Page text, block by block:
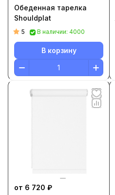
Обеденная тарелка
Shouldplat
5 В наличии: 4000
В корзину
от 6 720 ₽